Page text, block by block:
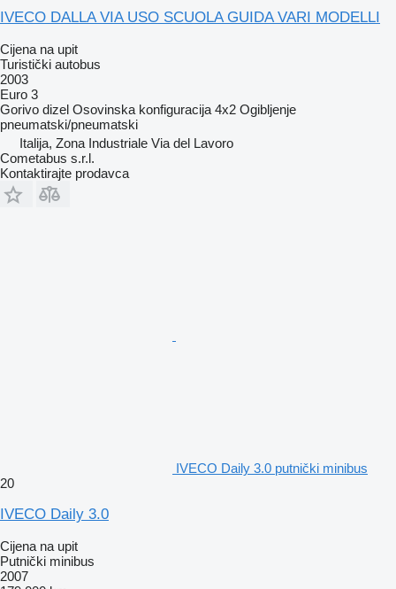
IVECO DALLA VIA USO SCUOLA GUIDA VARI MODELLI
Cijena na upit
Turistički autobus
2003
Euro 3
Gorivo dizel Osovinska konfiguracija 4x2 Ogibljenje
pneumatski/pneumatski
Italija, Zona Industriale Via del Lavoro
Cometabus s.r.l.
Kontaktirajte prodavca
IVECO Daily 3.0 putnički minibus
20
IVECO Daily 3.0
Cijena na upit
Putnički minibus
2007